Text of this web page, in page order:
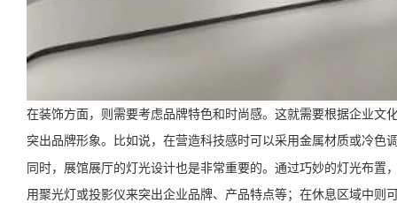
在装饰方面，则需要考虑品牌特色和时尚感。这就需要根据企业
突出品牌形象。比如说，在营造科技感时可以采用金属材质或冷色
同时，展馆展厅的灯光设计也是非常重要的。通过巧妙的灯光布
用聚光灯或投影仪来突出企业品牌、产品特点等；在休息区域中则